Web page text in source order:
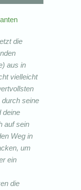
die
aus in
vielleicht
seine
deine
auf sein
Weg in
um
ein
die